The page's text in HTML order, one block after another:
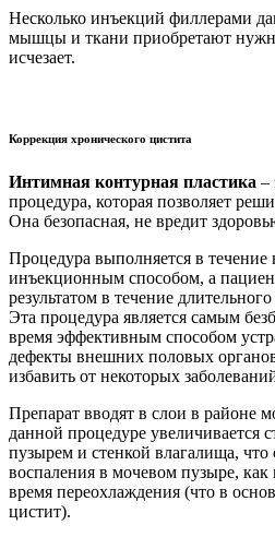
Несколько инъекций филлерами
мышцы и ткани приобретают
исчезает.
Коррекция хронического цистита
Интимная контурная пластика –
процедура, которая позволяет
Она безопасная, не вредит
Процедура выполняется в течение
инъекционным способом, а
результатом в течение
Эта процедура является самым
время эффективным способом
дефекты внешних половых
избавить от некоторых
Препарат вводят в слои в районе
данной процедуре увеличивается
пузырем и стенкой влагалища,
воспаления в мочевом пузыре, как
время переохлаждения (что в
цистит).